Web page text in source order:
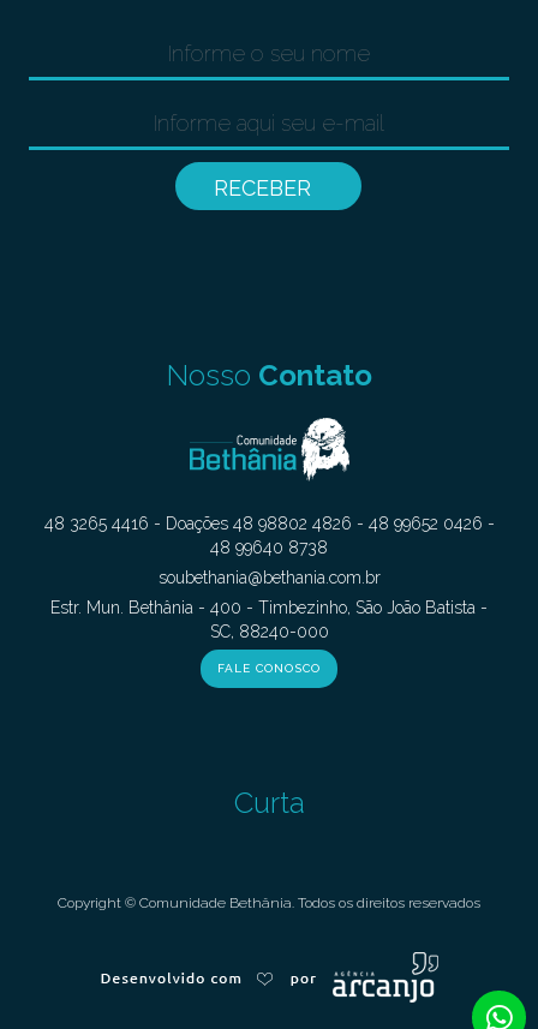
Nosso Contato
48 3265 4416 - Doações 48 98802 4826 - 48 99652 0426 -
48 99640 8738
soubethania@bethania.com.br
Estr. Mun. Bethânia - 400 - Timbezinho, São João Batista -
SC, 88240-000
FALE CONOSCO
Curta
Copyright © Comunidade Bethânia. Todos os direitos reservados